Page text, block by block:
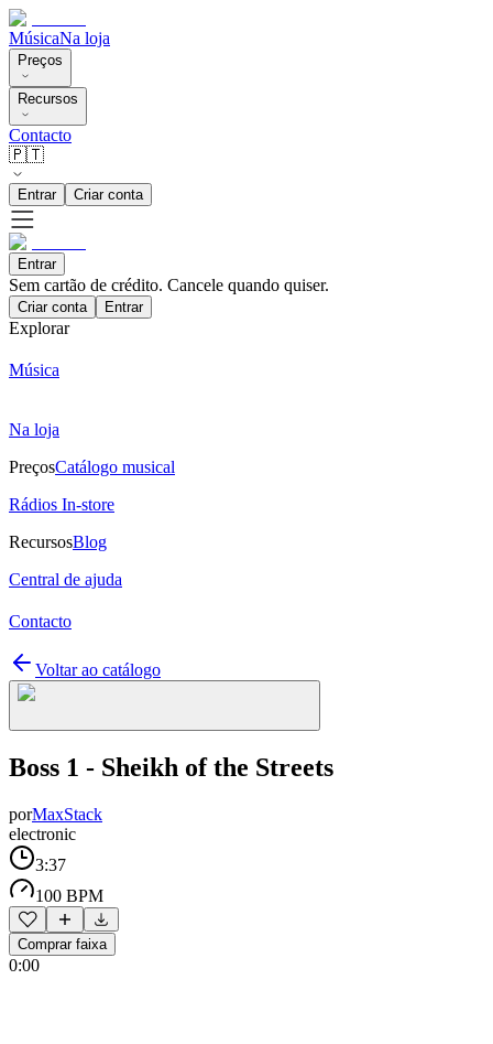
MúsicaNa loja
Preços
Recursos
Contacto
🇵🇹
Entrar Criar conta
Entrar
Sem cartão de crédito. Cancele quando quiser.
Criar conta Entrar
Explorar
Música
Na loja
PreçosCatálogo musical
Rádios In-store
RecursosBlog
Central de ajuda
Contacto
Voltar ao catálogo
Boss 1 - Sheikh of the Streets
porMaxStack
electronic
3:37
100 BPM
Comprar faixa
0:00